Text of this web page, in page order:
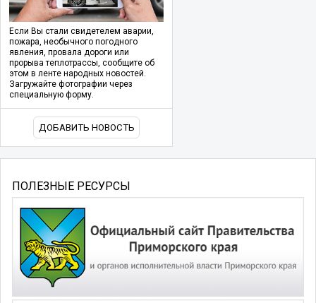
Если Вы стали свидетелем аварии,
пожара, необычного погодного
явления, провала дороги или
прорыва теплотрассы, сообщите об
этом в ленте народных новостей.
Загружайте фотографии через
специальную форму.
ДОБАВИТЬ НОВОСТЬ
ПОЛЕЗНЫЕ РЕСУРСЫ